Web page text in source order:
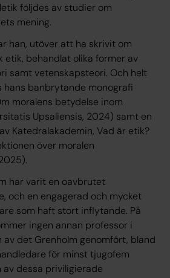
följdes av studier om
mening.
han, utöver att ha skrivit om
etik, behandlat olika former av
samt vetenskapsteori. Och helt
hans banbrytande monografi
moralens betydelse inom
Upsaliensis, 2024) samt en
Katedralakademin, Vad är etik?
över moralen
har varit en oavbrutet
och en engagerad och mycket
som haft stort inflytande. På
ingen annan professor i
det Grenholm genomfört, bland
för minst tjugofem
av dessa priviligierade